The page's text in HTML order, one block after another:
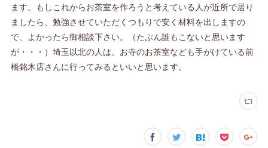
ます。もしこれからお茶室を作ろうと考えている人が近所で居り
ましたら、勉強させていただくつもりで安く材料を出しますの
で、よかったら御相談下さい。（たぶん誰もこないと思います
が・・・）埼玉以北の人は、お寺のお茶室なども手がけている前
橋銘木店さんに行ってみるといいと思います。